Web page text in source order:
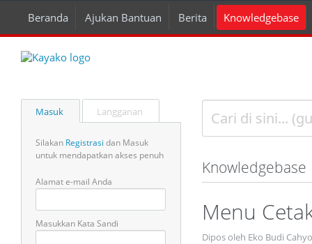
Beranda Ajukan Bantuan Berita Knowledgebase
Masuk Langganan
Silakan Registrasi dan Masuk
untuk mendapatkan akses penuh
Alamat e-mail Anda
Masukkan Kata Sandi
Knowledgebase
Menu
Dipos oleh Eko Budi